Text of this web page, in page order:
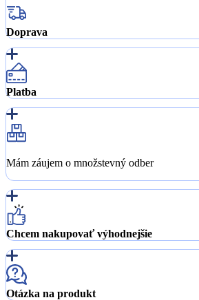
Doprava
Platba
Mám záujem o množstevný odber
Chcem nakupovať výhodnejšie
Otázka na produkt